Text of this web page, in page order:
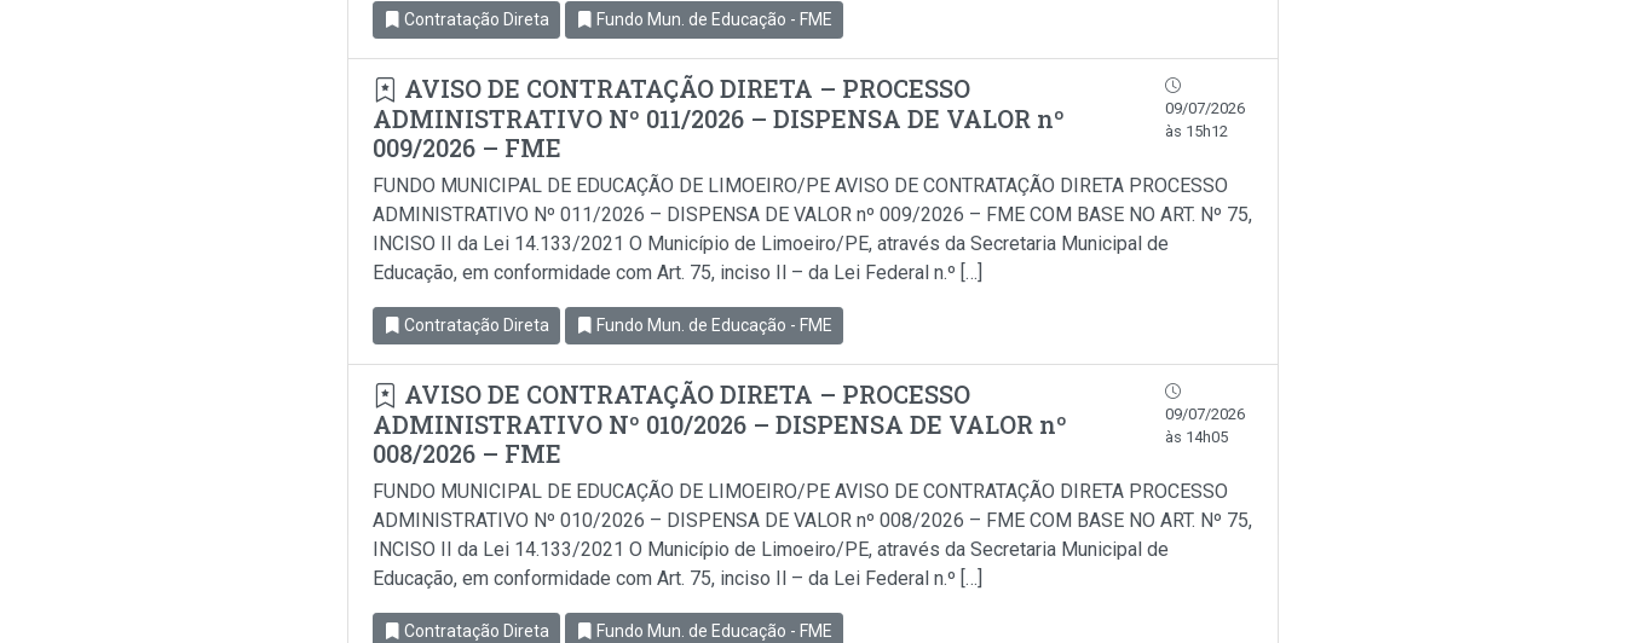
Contratação Direta Fundo Mun. de Educação - FME
AVISO DE CONTRATAÇÃO DIRETA – PROCESSO
ADMINISTRATIVO Nº 011/2026 – DISPENSA DE VALOR nº
009/2026 – FME
09/07/2026
às 15h12
FUNDO MUNICIPAL DE EDUCAÇÃO DE LIMOEIRO/PE AVISO DE CONTRATAÇÃO DIRETA PROCESSO
ADMINISTRATIVO Nº 011/2026 – DISPENSA DE VALOR nº 009/2026 – FME COM BASE NO ART. Nº 75,
INCISO II da Lei 14.133/2021 O Município de Limoeiro/PE, através da Secretaria Municipal de
Educação, em conformidade com Art. 75, inciso Il – da Lei Federal n.º […]
Contratação Direta Fundo Mun. de Educação - FME
AVISO DE CONTRATAÇÃO DIRETA – PROCESSO
ADMINISTRATIVO Nº 010/2026 – DISPENSA DE VALOR nº
008/2026 – FME
09/07/2026
às 14h05
FUNDO MUNICIPAL DE EDUCAÇÃO DE LIMOEIRO/PE AVISO DE CONTRATAÇÃO DIRETA PROCESSO
ADMINISTRATIVO Nº 010/2026 – DISPENSA DE VALOR nº 008/2026 – FME COM BASE NO ART. Nº 75,
INCISO II da Lei 14.133/2021 O Município de Limoeiro/PE, através da Secretaria Municipal de
Educação, em conformidade com Art. 75, inciso Il – da Lei Federal n.º […]
Contratação Direta Fundo Mun. de Educação - FME